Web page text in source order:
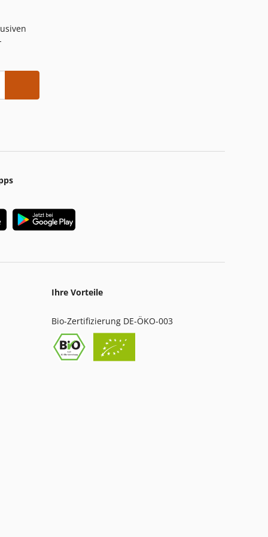
Ihre Vorteile
Bio-Zertifizierung DE-ÖKO-003